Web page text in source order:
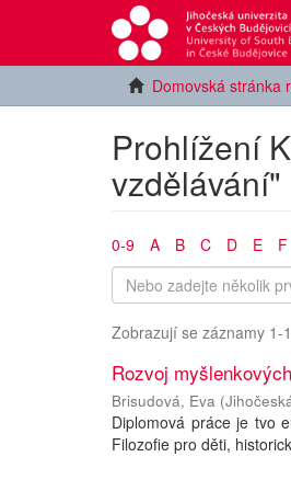
Domovská stránka
Prohlížení
vzdělávání"
0-9 A B C D E F
Zobrazují se záznamy 1-
Rozvoj
Brisudová, Eva (
Diplomová práce je tvo
Filozofie pro děti,